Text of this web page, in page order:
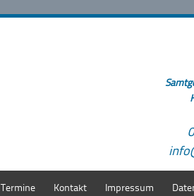
Termine Kontakt Impressum